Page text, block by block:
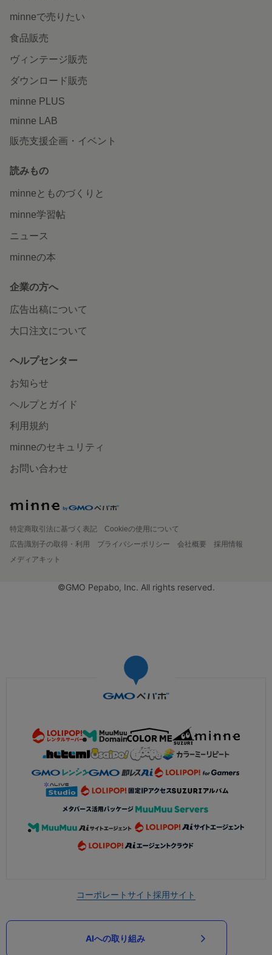
minneで売りたい
食品販売
ヴィンテージ販売
ダウンロード販売
minne PLUS
minne LAB
販売支援企画・イベント
読みもの
minneとものづくりと
minne学習帖
ニュース
minneの本
企業の方へ
広告出稿について
大口注文について
ヘルプセンター
お知らせ
ヘルプとガイド
利用規約
minneのセキュリティ
お問い合わせ
特定商取引法に基づく表記
Cookieの使用について
広告識別子の取得・利用
プライバシーポリシー 会社概要
採用情報
メディアキット
©GMO Pepabo, Inc. All rights reserved.
コーポレートサイト採用サイト
AIへの取り組み